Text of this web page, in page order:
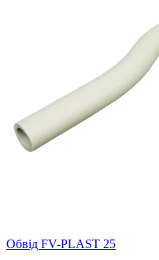
Обвід FV-PLAST 25